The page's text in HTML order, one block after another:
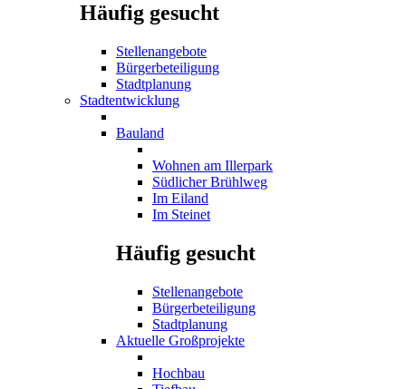
Häufig gesucht
Stellenangebote
Bürgerbeteiligung
Stadtplanung
Stadtentwicklung
Bauland
Wohnen am Illerpark
Südlicher Brühlweg
Im Eiland
Im Steinet
Häufig gesucht
Stellenangebote
Bürgerbeteiligung
Stadtplanung
Aktuelle Großprojekte
Hochbau